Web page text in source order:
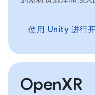
使用 Unity 进行
OpenXR